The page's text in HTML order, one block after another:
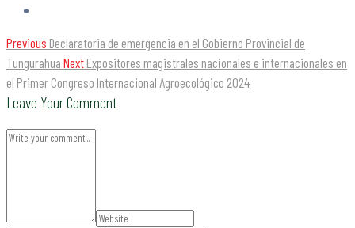
Previous Declaratoria de emergencia en el Gobierno Provincial de
Tungurahua Next Expositores magistrales nacionales e internacionales en
el Primer Congreso Internacional Agroecológico 2024
Leave Your Comment